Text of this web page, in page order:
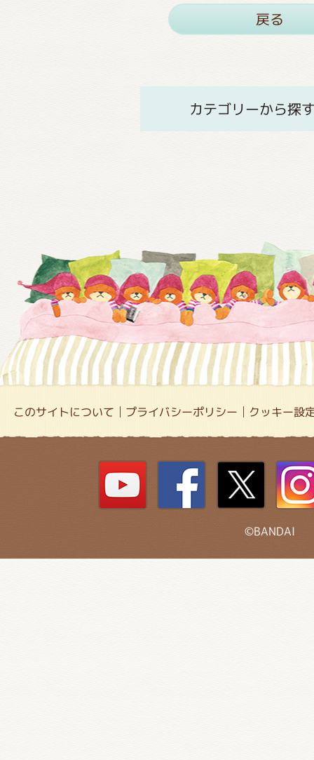
戻る
カテゴリーから探
このサイトについて プライバシーポリシー クッキー設
©BANDAI